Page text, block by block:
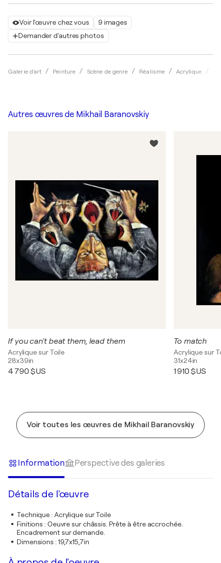
Voir l'œuvre chez vous
9 images
Demander d'autres photos
Galerie d'art Peinture Scène de genre Réalisme Acrylique
Autres œuvres de Mikhail Baranovskiy
If you can't beat them, lead them
Acrylique sur Toile
28x39in
4 790 $US
To match
Acrylique sur
31x24in
1 910 $US
Voir toutes les œuvres de Mikhail Baranovskiy
Information Perspective des galeries
Détails de l'œuvre
Technique: Acrylique sur Toile
Finitions : Oeuvre sur châssis. Prête à être accrochée.
Encadrement sur demande.
Dimensions : 19,7x15,7in